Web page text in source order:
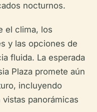
nocturnos.
el clima, los
y las opciones de
fluida. La esperada
Plaza promete aún
incluyendo
panorámicas